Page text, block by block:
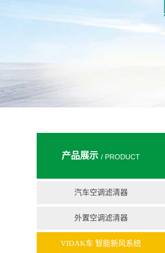
产品展示 / PRODUCT
汽车空调滤清器
外置空调滤清器
VIDAK车 智能新风系统